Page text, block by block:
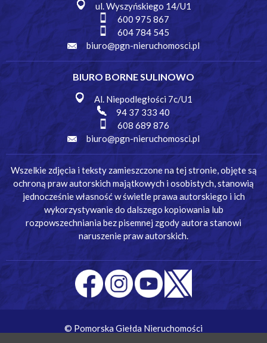
ul. Wyszyńskiego 14/U1
600 975 867
604 784 545
biuro@pgn-nieruchomosci.pl
BIURO BORNE SULINOWO
Al. Niepodległości 7c/U1
94 37 333 40
608 689 876
biuro@pgn-nieruchomosci.pl
Wszelkie zdjęcia i teksty zamieszczone na tej stronie, objęte są
ochroną praw autorskich majątkowych i osobistych, stanowią
jednocześnie własność w świetle prawa autorskiego i ich
wykorzystywanie do dalszego kopiowania lub
rozpowszechniania bez pisemnej zgody autora stanowi
naruszenie praw autorskich.
© Pomorska Giełda Nieruchomości